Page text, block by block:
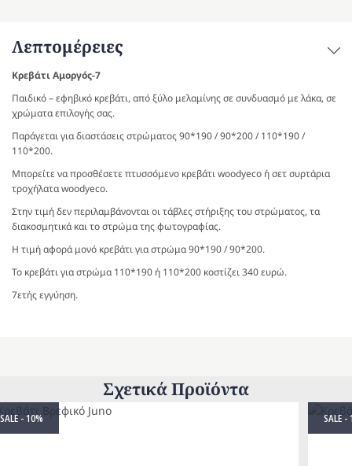
Λεπτομέρειες
Κρεβάτι Αμοργός-7
Παιδικό – εφηβικό κρεβάτι, από ξύλο μελαμίνης σε συνδυασμό με λάκα, σε
χρώματα επιλογής σας.
Παράγεται για διαστάσεις στρώματος 90*190 / 90*200 / 110*190 /
110*200.
Μπορείτε να προσθέσετε πτυσσόμενο κρεβάτι woodyeco ή σετ συρτάρια
τροχήλατα woodyeco.
Στην τιμή δεν περιλαμβάνονται οι τάβλες στήριξης του στρώματος, τα
διακοσμητικά και το στρώμα της φωτογραφίας.
Η τιμή αφορά μονό κρεβάτι για στρώμα 90*190 / 90*200.
Το κρεβάτι για στρώμα 110*190 ή 110*200 κοστίζει 340 ευρώ.
7ετής εγγύηση.
Σχετικά Προϊόντα
SALE - 10% SALE -